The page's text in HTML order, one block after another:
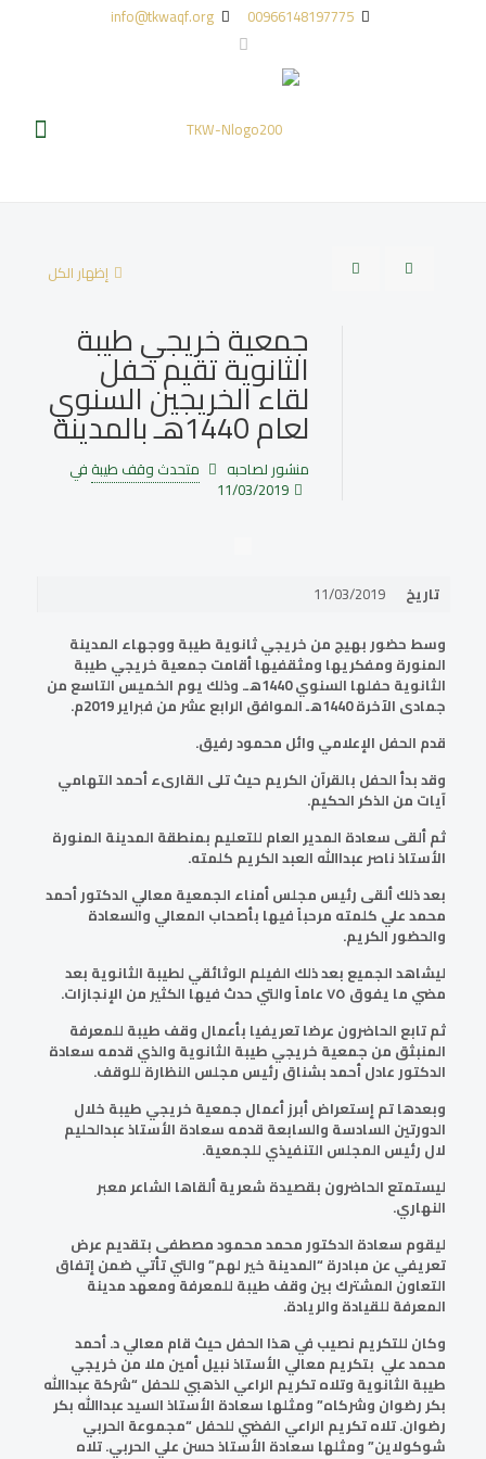
00966148197775
info@tkwaqf.org
إظهار الكل
جمعية خريجي طيبة
الثانوية تقيم حفل
لقاء الخريجين السنوي
لعام 1440هـ بالمدينة
منشور لصاحبه متحدث وقف طيبة في
11/03/2019
تاريخ
11/03/2019
وسط حضور بهيج من خريجي ثانوية طيبة ووجهاء المدينة
المنورة ومفكريها ومثقفيها أقامت جمعية خريجي طيبة
الثانوية حفلها السنوي 1440هـ. وذلك يوم الخميس التاسع من
جمادى الآخرة 1440هـ الموافق الرابع عشر من فبراير 2019م.
قدم الحفل الإعلامي وائل محمود رفيق.
وقد بدأ الحفل بالقرآن الكريم حيث تلى القارىء أحمد التهامي
آيات من الذكر الحكيم.
ثم ألقى سعادة المدير العام للتعليم بمنطقة المدينة المنورة
الأستاذ ناصر عبداالله العبد الكريم كلمته.
بعد ذلك ألقى رئيس مجلس أمناء الجمعية معالي الدكتور أحمد
محمد علي كلمته مرحباً فيها بأصحاب المعالي والسعادة
والحضور الكريم.
ليشاهد الجميع بعد ذلك الفيلم الوثائقي لطيبة الثانوية بعد
مضي ما يفوق ٧٥ عاماً والتي حدث فيها الكثير من الإنجازات.
ثم تابع الحاضرون عرضا تعريفيا بأعمال وقف طيبة للمعرفة
المنبثق من جمعية خريجي طيبة الثانوية والذي قدمه سعادة
الدكتور عادل أحمد بشناق رئيس مجلس النظارة للوقف.
وبعدها تم إستعراض أبرز أعمال جمعية خريجي طيبة خلال
الدورتين السادسة والسابعة قدمه سعادة الأستاذ عبدالحليم
لال رئيس المجلس التنفيذي للجمعية.
ليستمتع الحاضرون بقصيدة شعرية ألقاها الشاعر معبر
النهاري.
ليقوم سعادة الدكتور محمد محمود مصطفى بتقديم عرض
تعريفي عن مبادرة “المدينة خير لهم” والتي تأتي ضمن إتفاق
التعاون المشترك بين وقف طيبة للمعرفة ومعهد مدينة
المعرفة للقيادة والريادة.
وكان للتكريم نصيب في هذا الحفل حيث قام معالي د. أحمد
محمد علي بتكريم معالي الأستاذ نبيل أمين ملا من خريجي
طيبة الثانوية وتلاه تكريم الراعي الذهبي للحفل “شركة عبداالله
بكر رضوان وشركاه” ومثلها سعادة الأستاذ السيد عبداالله بكر
رضوان. تلاه تكريم الراعي الفضي للحفل “مجموعة الحربي
شوكولاين” ومثلها سعادة الأستاذ حسن علي الحربي. تلاه